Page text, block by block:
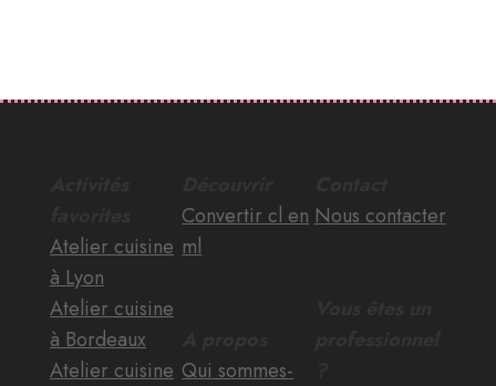
Atelier cuisine
à Lyon
Atelier cuisine
à Bordeaux
Atelier cuisine
Convertir cl en
ml
Qui sommes-
Nous contacter